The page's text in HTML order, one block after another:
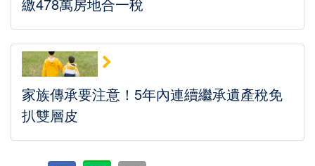
家族傳承要注意！5年內連續繼承遺產稅免
扒雙層皮